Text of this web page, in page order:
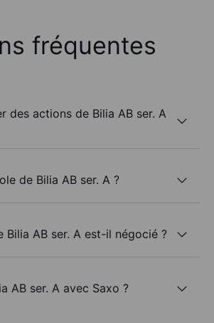
fréquentes
des actions de Bilia AB ser. A
de Bilia AB ser. A ?
Bilia AB ser. A est-il négocié ?
AB ser. A avec Saxo ?